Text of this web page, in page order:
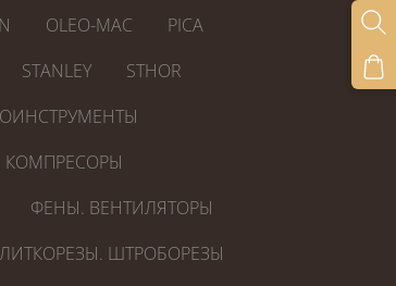
OLEO-MAC
PICA
STANLEY
STHOR
КОМПРЕСОРЫ
ФЕНЫ. ВЕНТИЛЯТОРЫ
ШТРОБОРЕЗЫ